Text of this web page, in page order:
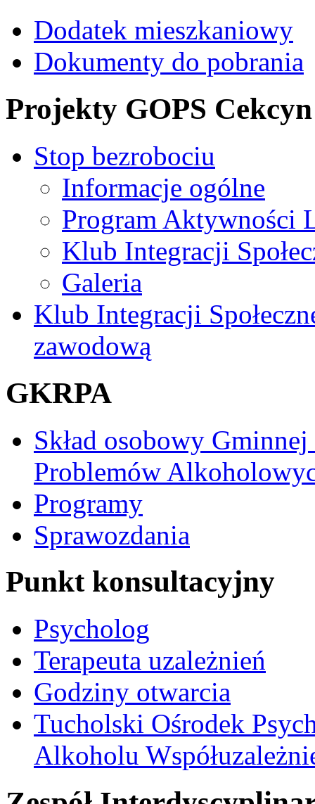
Dodatek mieszkaniowy
Dokumenty do pobrania
Projekty GOPS Cekcyn
Stop bezrobociu
Informacje ogólne
Program Aktywności
Klub Integracji
Galeria
Klub Integracji
zawodową
GKRPA
Skład osobowy
Problemów
Programy
Sprawozdania
Punkt konsultacyjny
Psycholog
Terapeuta uzależnień
Godziny otwarcia
Tucholski Ośrodek
Alkoholu